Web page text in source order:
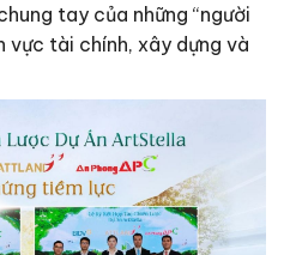
tay của những “người
vực tài chính, xây dựng và